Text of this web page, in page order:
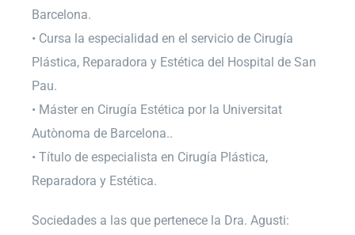
Barcelona.
• Cursa la especialidad en el servicio de Cirugía
Plástica, Reparadora y Estética del Hospital de San
Pau.
• Máster en Cirugía Estética por la Universitat
Autònoma de Barcelona..
• Título de especialista en Cirugía Plástica,
Reparadora y Estética.
Sociedades a las que pertenece la Dra. Agusti: